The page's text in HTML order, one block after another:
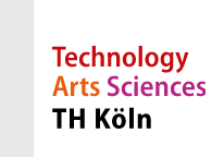
Direkt zur Hauptnavigation
Direkt zur Subnavigation
Direkt zum Inhalt
Direkt zum Fußbereich